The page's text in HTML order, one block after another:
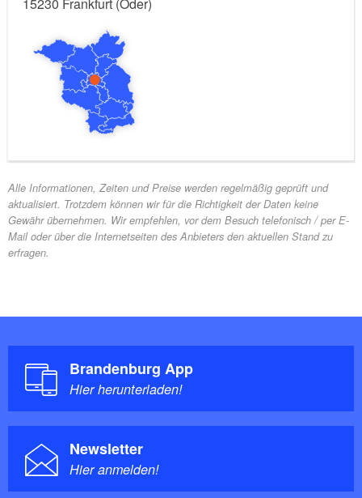
15230 Frankfurt (Oder)
Alle Informationen, Zeiten und Preise werden regelmäßig geprüft und
aktualisiert. Trotzdem können wir für die Richtigkeit der Daten keine
Gewähr übernehmen. Wir empfehlen, vor dem Besuch telefonisch / per E-
Mail oder über die Internetseiten des Anbieters den aktuellen Stand zu
erfragen.
Brandenburg App
Hier herunterladen!
Newsletter
Hier anmelden!